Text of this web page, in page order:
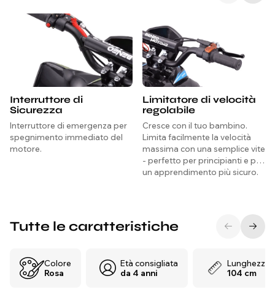
Interruttore di
Sicurezza
Interruttore di emergenza per
spegnimento immediato del
motore.
Limitatore di velocità
regolabile
Cresce con il tuo bambino.
Limita facilmente la velocità
massima con una semplice vite
- perfetto per principianti e per
un apprendimento più sicuro.
Tutte le caratteristiche
Colore
Rosa
Età consigliata
da 4 anni
Lunghezza
104 cm